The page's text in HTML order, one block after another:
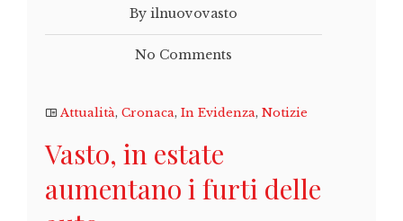
By ilnuovovasto
No Comments
Attualità, Cronaca, In Evidenza, Notizie
Vasto, in estate
aumentano i furti delle